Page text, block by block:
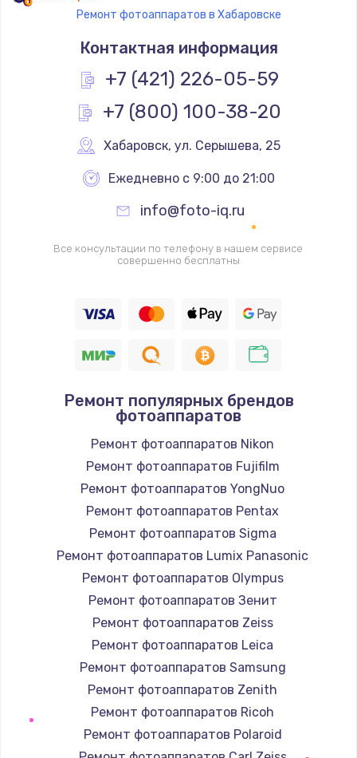
Грязная печать
350 руб.
Заказать
Ремонт механики сканирующей головки
Ремонт инвертора лампы подсветки
1350 руб.
Заказать
680 руб.
2000 руб.
Заказать
Комплексная чистка
600 руб.
Заказать
Замена лампы подсветки
1000 руб.
Заказать
Ремонт блока управления
2000 руб.
Заказать
Прошивка
1220 руб.
Ремонт фотоаппаратов в Хабаровске
Контактная информация
+7 (421) 226-05-59
+7 (800) 100-38-20
Хабаровск, ул. Серышева, 25
Ежедневно с 9:00 до 21:00
info@foto-iq.ru
Все консультации по телефону в нашем сервисе
совершенно бесплатны
Ремонт популярных брендов
фотоаппаратов
Ремонт фотоаппаратов Nikon
Ремонт фотоаппаратов Fujifilm
Ремонт фотоаппаратов YongNuo
Ремонт фотоаппаратов Pentax
Ремонт фотоаппаратов Sigma
Ремонт фотоаппаратов Lumix Panasonic
Ремонт фотоаппаратов Olympus
Ремонт фотоаппаратов Зенит
Ремонт фотоаппаратов Zeiss
Ремонт фотоаппаратов Leica
Ремонт фотоаппаратов Samsung
Ремонт фотоаппаратов Zenith
Ремонт фотоаппаратов Ricoh
Ремонт фотоаппаратов Polaroid